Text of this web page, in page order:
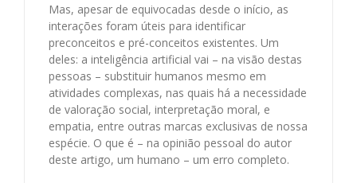
Mas, apesar de equivocadas desde o início, as
interações foram úteis para identificar
preconceitos e pré-conceitos existentes. Um
deles: a inteligência artificial vai – na visão destas
pessoas – substituir humanos mesmo em
atividades complexas, nas quais há a necessidade
de valoração social, interpretação moral, e
empatia, entre outras marcas exclusivas de nossa
espécie. O que é – na opinião pessoal do autor
deste artigo, um humano – um erro completo.